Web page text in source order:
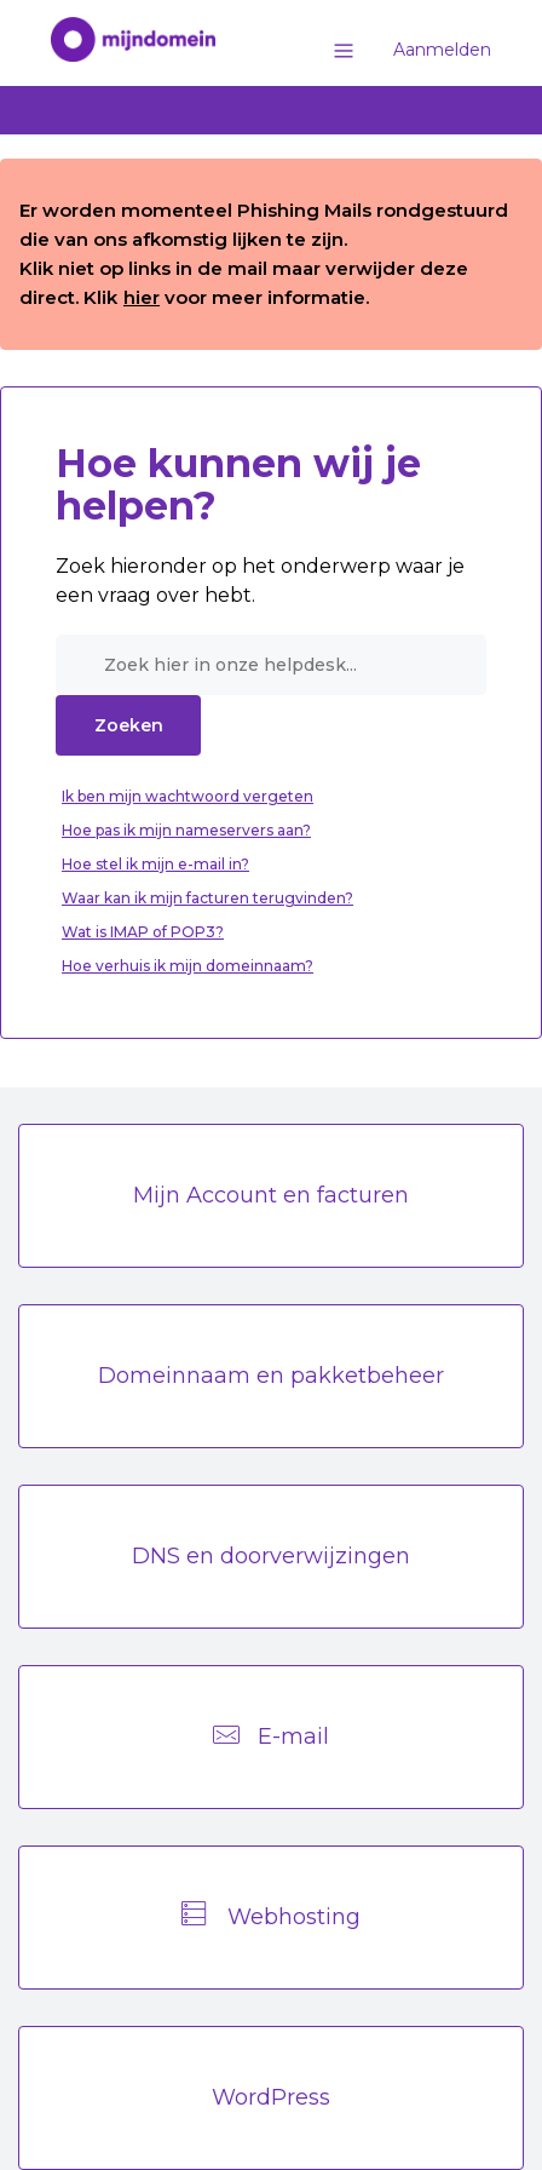
Aanmelden
Er worden momenteel Phishing Mails rondgestuurd
die van ons afkomstig lijken te zijn.
Klik niet op links in de mail maar verwijder deze
direct. Klik hier voor meer informatie.
Hoe kunnen wij je
helpen?
Zoek hieronder op het onderwerp waar je
een vraag over hebt.
Ik ben mijn wachtwoord vergeten
Hoe pas ik mijn nameservers aan?
Hoe stel ik mijn e-mail in?
Waar kan ik mijn facturen terugvinden?
Wat is IMAP of POP3?
Hoe verhuis ik mijn domeinnaam?
Mijn Account en facturen
Domeinnaam en pakketbeheer
DNS en doorverwijzingen
E-mail
Webhosting
WordPress